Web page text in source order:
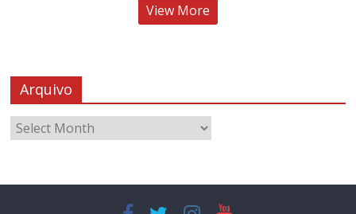
View More
Arquivo